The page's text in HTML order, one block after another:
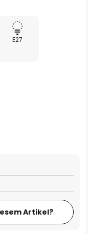
E27
Artikel?